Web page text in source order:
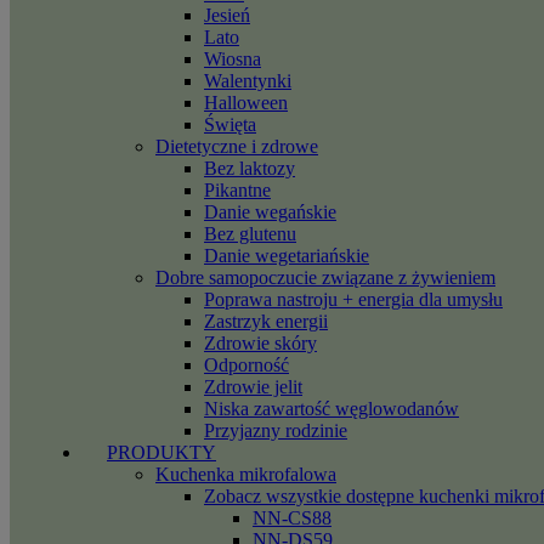
Jesień
Lato
Wiosna
Walentynki
Halloween
Święta
Dietetyczne i zdrowe
Bez laktozy
Pikantne
Danie wegańskie
Bez glutenu
Danie wegetariańskie
Dobre samopoczucie związane z żywieniem
Poprawa nastroju + energia dla umysłu
Zastrzyk energii
Zdrowie skóry
Odporność
Zdrowie jelit
Niska zawartość węglowodanów
Przyjazny rodzinie
PRODUKTY
Kuchenka mikrofalowa
Zobacz wszystkie dostępne kuchenki
NN-CS88
NN-DS59